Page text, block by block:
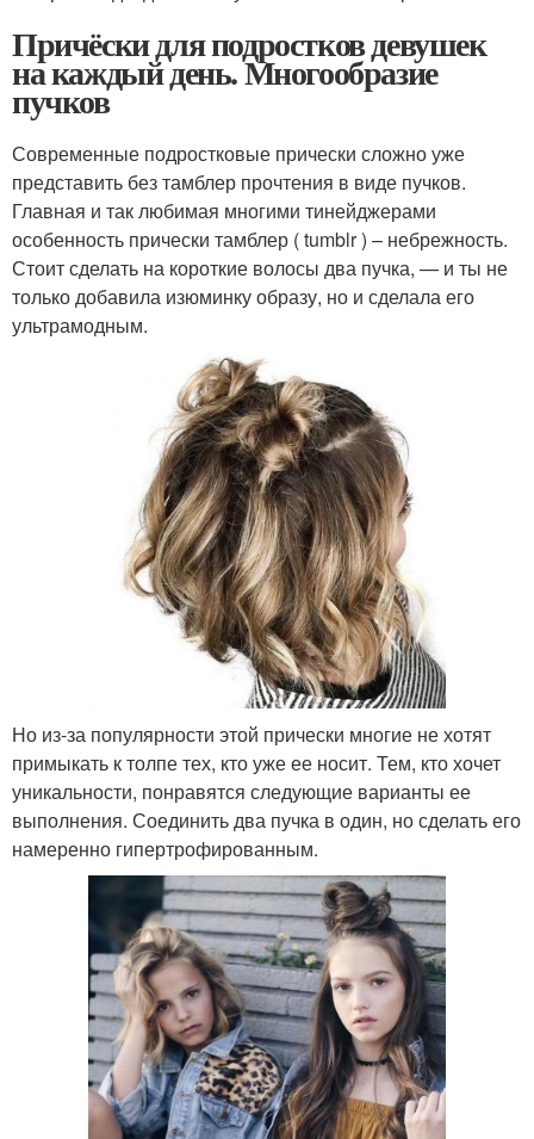
Причёски для подростков девушек
на каждый день. Многообразие
пучков
Современные подростковые прически сложно уже
представить без тамблер прочтения в виде пучков.
Главная и так любимая многими тинейджерами
особенность прически тамблер ( tumblr ) – небрежность.
Стоит сделать на короткие волосы два пучка, — и ты не
только добавила изюминку образу, но и сделала его
ультрамодным.
Но из-за популярности этой прически многие не хотят
примыкать к толпе тех, кто уже ее носит. Тем, кто хочет
уникальности, понравятся следующие варианты ее
выполнения. Соединить два пучка в один, но сделать его
намеренно гипертрофированным.